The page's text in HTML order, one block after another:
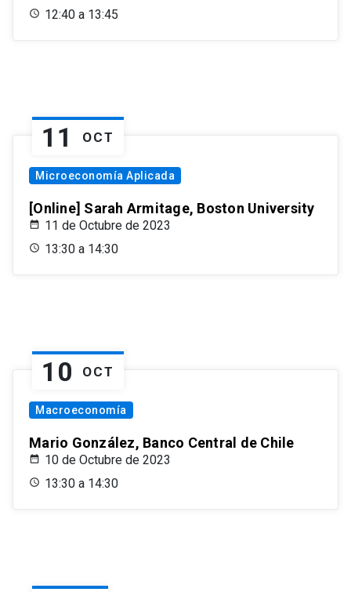
12:40 a 13:45
11 OCT
Microeconomía Aplicada
[Online] Sarah Armitage, Boston University
11 de Octubre de 2023
13:30 a 14:30
10 OCT
Macroeconomía
Mario González, Banco Central de Chile
10 de Octubre de 2023
13:30 a 14:30